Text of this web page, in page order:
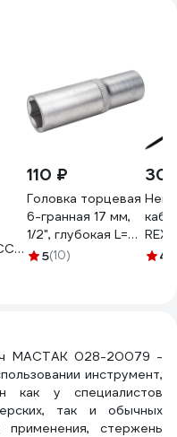
110 ₽
Головка торцевая
6-гранная 17 мм,
1/2", глубокая L=75
мм ROCKFORCE
5(10) 4.7
МАСТАК 028-20079 -
инструмент,
как у специалистов
так и обычных
стержень